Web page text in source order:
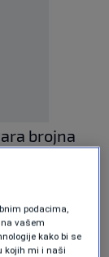
brojna
podacima,
vašem
kako bi se
kojih mi i naši